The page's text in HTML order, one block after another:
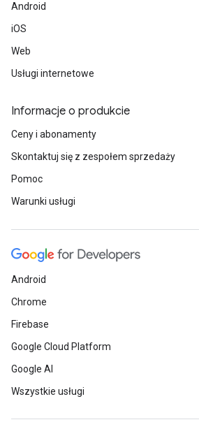
Android
iOS
Web
Usługi internetowe
Informacje o produkcie
Ceny i abonamenty
Skontaktuj się z zespołem sprzedaży
Pomoc
Warunki usługi
Android
Chrome
Firebase
Google Cloud Platform
Google AI
Wszystkie usługi